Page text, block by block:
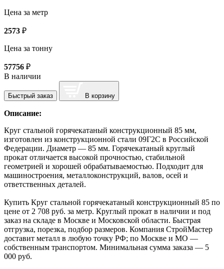
Цена за метр
2573 ₽
Цена за тонну
57756 ₽
В наличии
Быстрый заказ В корзину
Описание:
Круг стальной горячекатаный конструкционный 85 мм,
изготовлен из конструкционной стали 09Г2С в Российской
Федерации. Диаметр — 85 мм. Горячекатаный круглый
прокат отличается высокой прочностью, стабильной
геометрией и хорошей обрабатываемостью. Подходит для
машиностроения, металлоконструкций, валов, осей и
ответственных деталей.
Купить Круг стальной горячекатаный конструкционный 85 по
цене от 2 708 руб. за метр. Круглый прокат в наличии и под
заказ на складе в Москве и Московской области. Быстрая
отгрузка, порезка, подбор размеров. Компания СтройМастер
доставит металл в любую точку РФ; по Москве и МО —
собственным транспортом. Минимальная сумма заказа — 5
000 руб.